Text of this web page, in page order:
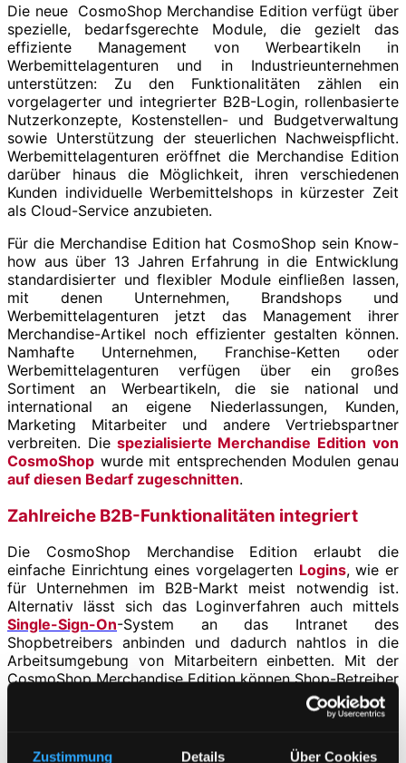
Zustimmung Details Über Cookies
Die neue CosmoShop Merchandise Edition verfügt über
spezielle, bedarfsgerechte Module, die gezielt das
effiziente Management von Werbeartikeln in
Werbemittelagenturen und in Industrieunternehmen
unterstützen: Zu den Funktionalitäten zählen ein
vorgelagerter und integrierter B2B-Login, rollenbasierte
Nutzerkonzepte, Kostenstellen- und Budgetverwaltung
sowie Unterstützung der steuerlichen Nachweispflicht.
Werbemittelagenturen eröffnet die Merchandise Edition
darüber hinaus die Möglichkeit, ihren verschiedenen
Kunden individuelle Werbemittelshops in kürzester Zeit
als Cloud-Service anzubieten.
Für die Merchandise Edition hat CosmoShop sein Know-
how aus über 13 Jahren Erfahrung in die Entwicklung
standardisierter und flexibler Module einfließen lassen,
mit denen Unternehmen, Brandshops und
Werbemittelagenturen jetzt das Management ihrer
Merchandise-Artikel noch effizienter gestalten können.
Namhafte Unternehmen, Franchise-Ketten oder
Werbemittelagenturen verfügen über ein großes
Sortiment an Werbeartikeln, die sie national und
international an eigene Niederlassungen, Kunden,
Marketing Mitarbeiter und andere Vertriebspartner
verbreiten. Diespezialisierte Merchandise Edition von
CosmoShop wurde mit entsprechenden Modulen genau
auf diesen Bedarf zugeschnitten.
Zahlreiche B2B-Funktionalitäten integriert
Die CosmoShop Merchandise Edition erlaubt die
einfache Einrichtung eines vorgelagerten Logins, wie er
für Unternehmen im B2B-Markt meist notwendig ist.
Alternativ lässt sich das Loginverfahren auch mittels
Single-Sign-On-System an das Intranet des
Shopbetreibers anbinden und dadurch nahtlos in die
Arbeitsumgebung von Mitarbeitern einbetten. Mit der
CosmoShop Merchandise Edition können Shop-Betreiber
Kundengruppenmit
unterschiedlichen Rollen und Rechten einteilen. Auch
Marketingabteilungen häufig Praxis ist. In Abhängigkeit